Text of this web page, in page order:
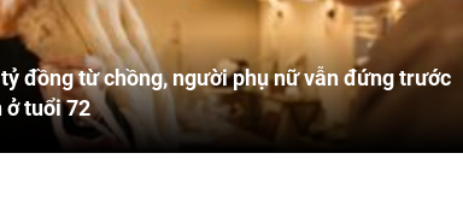
đồng từ chồng, người phụ nữ vẫn đứng trước
ở tuổi 72